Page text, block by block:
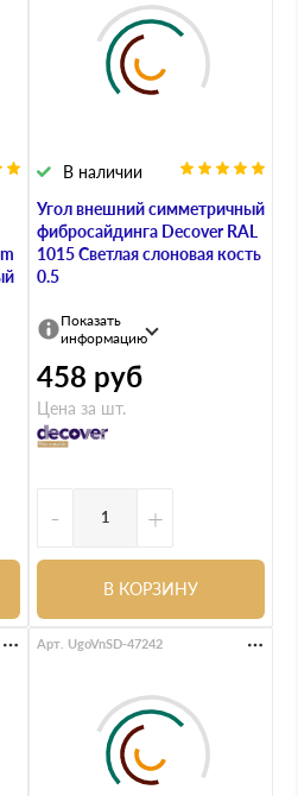
Угол внешний симметричный
фибросайдинга Decover RAL
1015 Светлая слоновая кость
0.5
В наличии
Показать
информацию
458 руб
Цена за шт.
- +
В КОРЗИНУ
Арт. UgoVnSD-47242